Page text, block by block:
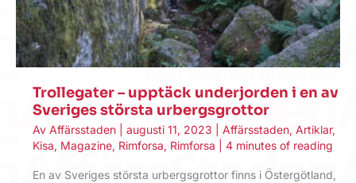
Trollegater – upptäck underjorden i en av
Sveriges största urbergsgrottor
Av Affärsstaden augusti 11, 2023 Affärsstaden, Artiklar,
Kisa, Magazine, Rimforsa, Rimforsa 4 minutes of reading
En av Sveriges största urbergsgrottor finns i Östergötland,